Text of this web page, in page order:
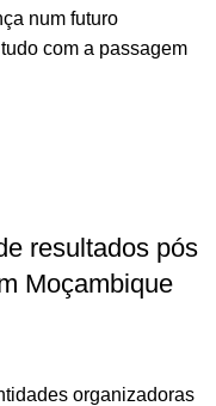
num futuro
com a passagem
resultados pós
Moçambique
organizadoras